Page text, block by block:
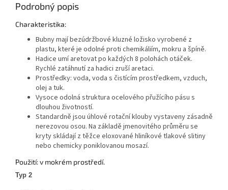
Podrobný popis
Charakteristika:
Bubny mají bezúdržbové kluzné ložisko vyrobené z
plastu, které je odolné proti chemikáliím, mokru a špíně.
Hadice umí aretovat po každých 8 polohách otáček.
Rychlé zatáhnutí za hadici zruší aretaci.
Prostředky: voda, voda s čistícím prostředkem, vzduch,
olej a tuk.
Vysoce odolná struktura ocelového přužícího pásu s
dlouhou životností.
Standardně jsou úhlové rotační klouby vystaveny zásadně
nerezovou osou. Na základě jmenovitého průměru se
kryty skládají z těžce eloxované hliníkové tlakové slitiny
nebo chemicky poniklovanou mosazí.
Použití: v mokrém prostředí.
Typ 2